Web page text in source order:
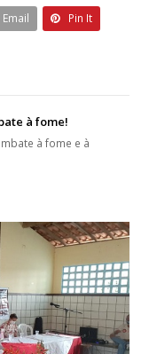
Email Pin It
à fome!
à fome e à